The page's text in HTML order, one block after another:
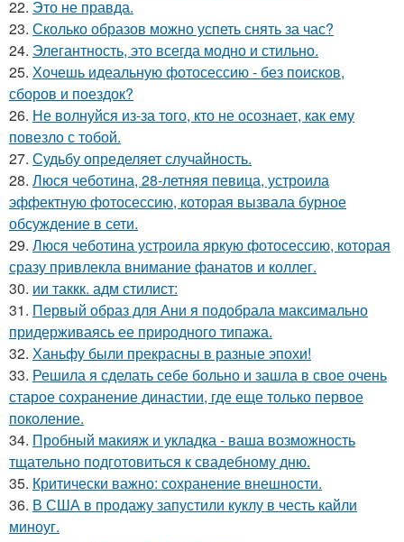
22. Это не правда.
23. Сколько образов можно успеть снять за час?
24. Элегантность, это всегда модно и стильно.
25. Хочешь идеальную фотосессию - без поисков,
сборов и поездок?
26. Не волнуйся из-за того, кто не осознает, как ему
повезло с тобой.
27. Судьбу определяет случайность.
28. Люся чеботина, 28-летняя певица, устроила
эффектную фотосессию, которая вызвала бурное
обсуждение в сети.
29. Люся чеботина устроила яркую фотосессию, которая
сразу привлекла внимание фанатов и коллег.
30. ии таккк. адм стилист:
31. Первый образ для Ани я подобрала максимально
придерживаясь ее природного типажа.
32. Ханьфу были прекрасны в разные эпохи!
33. Решила я сделать себе больно и зашла в свое очень
старое сохранение династии, где еще только первое
поколение.
34. Пробный макияж и укладка - ваша возможность
тщательно подготовиться к свадебному дню.
35. Критически важно: сохранение внешности.
36. В США в продажу запустили куклу в честь кайли
миноуг.